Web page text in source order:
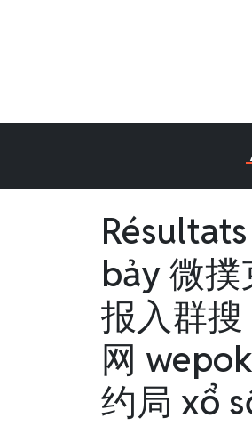
bảy 微
报入群
网
约局 xổ